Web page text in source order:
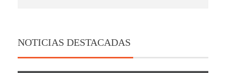
NOTICIAS DESTACADAS